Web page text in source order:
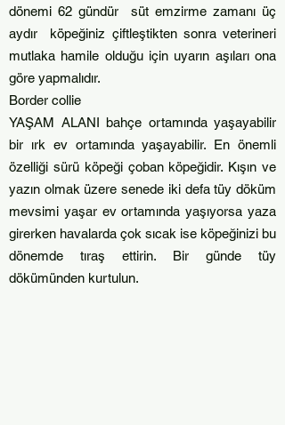
dönemi 62 gündür süt emzirme zamanı üç
aydır köpeğiniz çiftleştikten sonra veterineri
mutlaka hamile olduğu için uyarın aşıları ona
göre yapmalıdır.
Border collie
YAŞAM ALANI bahçe ortamında yaşayabilir
bir ırk ev ortamında yaşayabilir. En önemli
özelliği sürü köpeği çoban köpeğidir. Kışın ve
yazın olmak üzere senede iki defa tüy döküm
mevsimi yaşar ev ortamında yaşıyorsa yaza
girerken havalarda çok sıcak ise köpeğinizi bu
dönemde tıraş ettirin. Bir günde tüy
dökümünden kurtulun.